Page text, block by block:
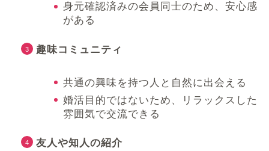
身元確認済みの会員同士のため、安心感
がある
趣味コミュニティ
共通の興味を持つ人と自然に出会える
婚活目的ではないため、リラックスした
雰囲気で交流できる
友人や知人の紹介